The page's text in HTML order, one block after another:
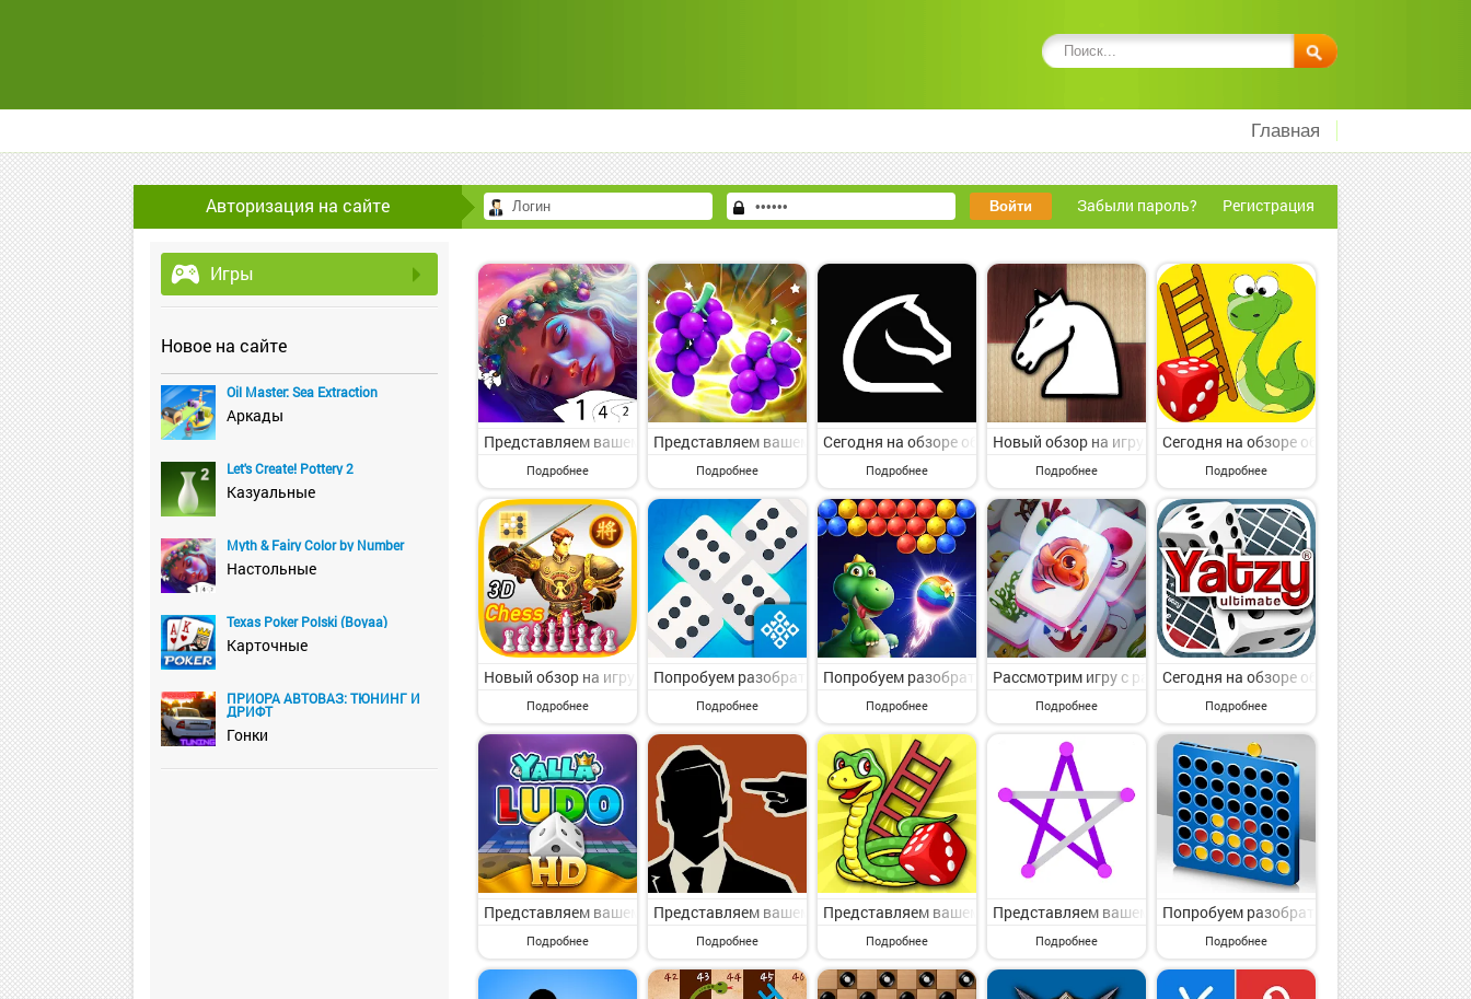
Главная
Авторизация на сайте Забыли пароль? Регистрация
Игры
Новое на сайте
Oil Master: Sea Extraction
Аркады
Let's Create! Pottery 2
Казуальные
Myth & Fairy Color by Number
Настольные
Texas Poker Polski (Boyaa)
Карточные
ПРИОРА АВТОВАЗ: ТЮНИНГ И
ДРИФТ
Гонки
Представляем вашему вниманию игру с раздела Настольные. Myth & Fairy Color by Number от популярного издателя Color by Number
Подробнее
Представляем вашему вниманию игру с категории Настольные. Match Pair 3D - Matching Game от толкового
Подробнее
Сегодня на обзоре обсудим игру с пункта меню Настольные. Chessnut от нового
Подробнее
Новый обзор на игру с раздела Настольные. Chess 2 от
Подробнее
Сегодня на обзоре обсудим игру с
Подробнее
Новый обзор на игру с раздела Настольные. World Of Chess 3D от известного автора SkyIsland Games. World Of Chess 3D -
Подробнее
Попробуем разобрать игру с раздела Настольные. Dominoes Online - Classic Game от классного коллектива
Подробнее
Попробуем разобрать игру с категории Настольные. Bubble Shooter Primitive Eggs от
Подробнее
Рассмотрим игру с раздела Настольные. Mahjong Fish от
Подробнее
Сегодня на обзоре обсудим игру с
Подробнее
Представляем вашему вниманию игру с раздела Настольные. Yalla Ludo HD от классного разработчика Zhang Dejian. Yalla Ludo HD -
Подробнее
Представляем вашему вниманию игру с пункта меню Настольные. Triple Agent от популярного разработчика
Подробнее
Представляем вашему вниманию игру с пункта меню Настольные. Snakes & Ladders:
Подробнее
Представляем вашему вниманию игру с пункта меню
Подробнее
Попробуем разобрать игру с пункта
Подробнее